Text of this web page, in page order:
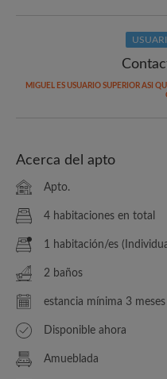
MIGUEL ES USUARIO SUPERIOR ASI
Acerca del apto
Apto.
4 habitaciones en total
1 habitación/es
2 baños
estancia mínima 3 meses
Disponible ahora
Amueblada